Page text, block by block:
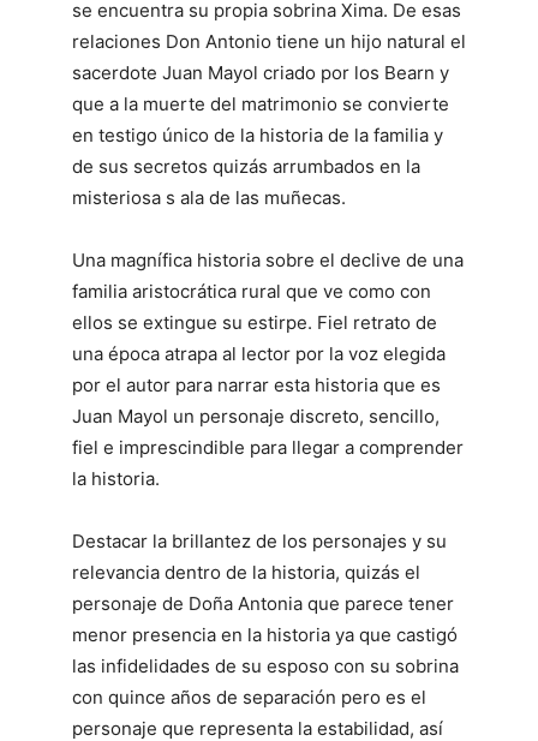
se encuentra su propia sobrina Xima. De esas
relaciones Don Antonio tiene un hijo natural el
sacerdote Juan Mayol criado por los Bearn y
que a la muerte del matrimonio se convierte
en testigo único de la historia de la familia y
de sus secretos quizás arrumbados en la
misteriosa s ala de las muñecas.
Una magnífica historia sobre el declive de una
familia aristocrática rural que ve como con
ellos se extingue su estirpe. Fiel retrato de
una época atrapa al lector por la voz elegida
por el autor para narrar esta historia que es
Juan Mayol un personaje discreto, sencillo,
fiel e imprescindible para llegar a comprender
la historia.
Destacar la brillantez de los personajes y su
relevancia dentro de la historia, quizás el
personaje de Doña Antonia que parece tener
menor presencia en la historia ya que castigó
las infidelidades de su esposo con su sobrina
con quince años de separación pero es el
personaje que representa la estabilidad, así